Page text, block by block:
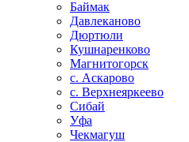
Баймак
Давлеканово
Дюртюли
Кушнаренково
Магнитогорск
с. Аскарово
с. Верхнеяркеево
Сибай
Уфа
Чекмагуш